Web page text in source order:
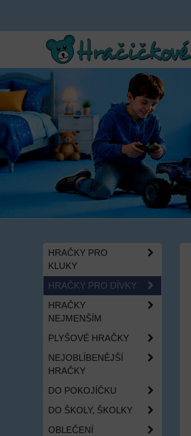
HRAČKY PRO
KLUKY
HRAČKY PRO DÍVKY
HRAČKY
NEJMENŠÍM
PLYŠOVÉ HRAČKY
NEJOBLÍBENĚJŠÍ
HRAČKY
DO POKOJÍČKU
DO ŠKOLY, ŠKOLKY
OBLEČENÍ